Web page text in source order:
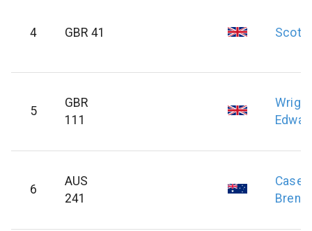
4 GBR 41 Scott
5
GBR
111
Wright
6
AUS
241
Casey